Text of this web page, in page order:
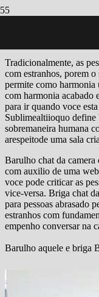
Tradicionalmente, as
com estranhos, porem
permite como harmonia
com harmonia acabado
para ir quando voce
Sublimealtiioquo define
sobremaneira humana
arespeitode uma sala
Barulho chat da camera
com auxilio de uma
voce pode criticar as
vice-versa. Briga chat
para pessoas abrasado
estranhos com
empenho conversar na
Barulho aquele e briga